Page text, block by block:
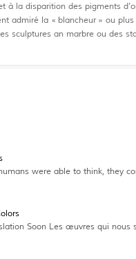
à la disparition des pigments
admiré la « blancheur » ou
sculptures an marbre ou des
were able to think, they
Soon Les œuvres qui nous